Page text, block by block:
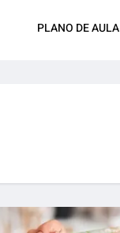
PLANO DE AULA